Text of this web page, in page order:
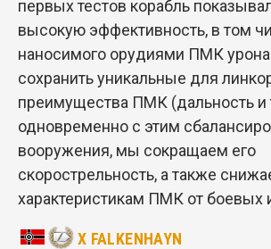
первых тестов корабль
высокую эффективность, в том
наносимого орудиями ПМК
сохранить уникальные для
преимущества ПМК (дальность и
одновременно с этим
вооружения, мы сокращаем его
скорострельность, а также
характеристикам ПМК от боевых
X FALKENHAYN